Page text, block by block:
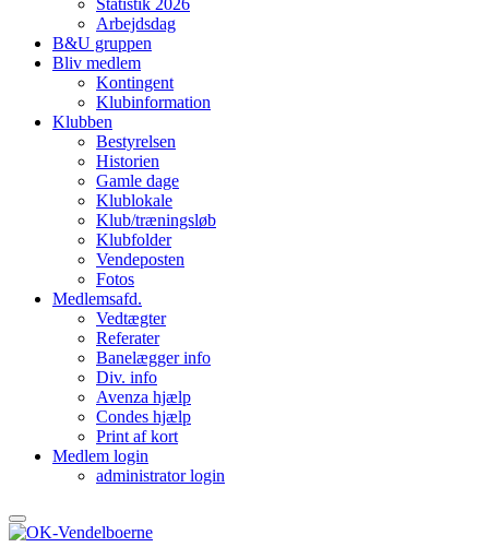
Statistik 2026
Arbejdsdag
B&U gruppen
Bliv medlem
Kontingent
Klubinformation
Klubben
Bestyrelsen
Historien
Gamle dage
Klublokale
Klub/træningsløb
Klubfolder
Vendeposten
Fotos
Medlemsafd.
Vedtægter
Referater
Banelægger info
Div. info
Avenza hjælp
Condes hjælp
Print af kort
Medlem login
administrator login